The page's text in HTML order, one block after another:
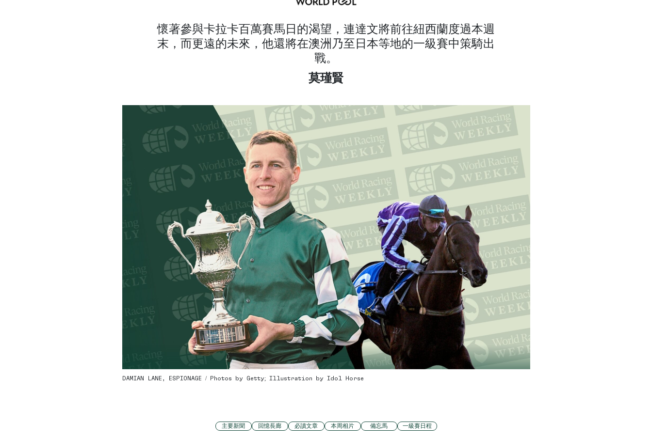
懷著參與卡拉卡百萬賽馬日的渴望，連達文將前往紐西蘭度過本週
末，而更遠的未來，他還將在澳洲乃至日本等地的一級賽中策騎出
戰。
莫瑾賢
DAMIAN LANE, ESPIONAGE / Photos by Getty; Illustration by Idol Horse
主要新聞 回憶長廊 必讀文章 本周相片 備忘馬 一級賽日程